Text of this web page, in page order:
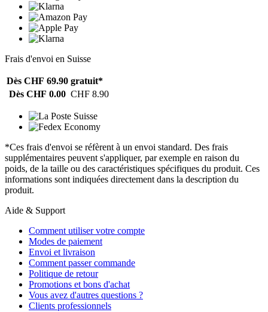
Frais d'envoi en Suisse
Dès CHF 69.90 gratuit*
Dès CHF 0.00 CHF 8.90
*Ces frais d'envoi se réfèrent à un envoi standard. Des frais
supplémentaires peuvent s'appliquer, par exemple en raison du
poids, de la taille ou des caractéristiques spécifiques du produit. Ces
informations sont indiquées directement dans la description du
produit.
Aide & Support
Comment utiliser votre compte
Modes de paiement
Envoi et livraison
Comment passer commande
Politique de retour
Promotions et bons d'achat
Vous avez d'autres questions ?
Clients professionnels